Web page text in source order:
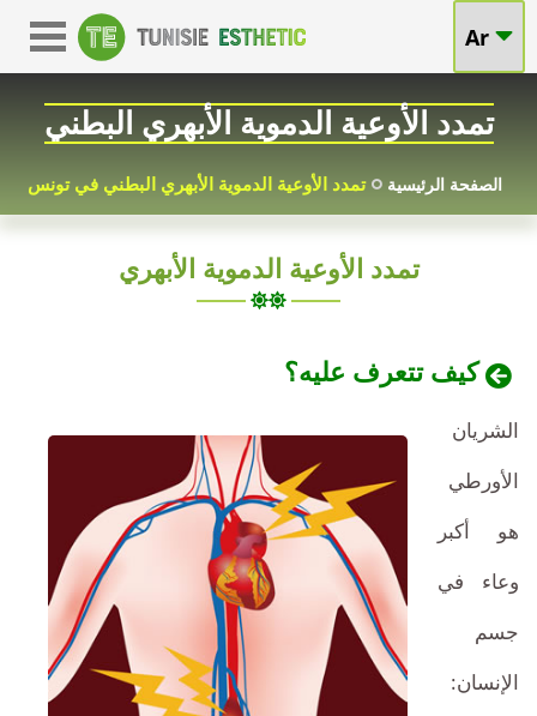
تمدد
الأوعية
الدموية
الأبهري
البطني
في
تونس
علاج
تمدد
الأوعية
الدموية
في
الأسعار
Ar
تمدد الأوعية الدموية الأبهري البطني
الصفحة الرئيسية تمدد الأوعية الدموية الأبهري البطني في تونس
تمدد الأوعية الدموية الأبهري
كيف تتعرف عليه؟
الشريان
الأورطي
هو أكبر
وعاء في
جسم
الإنسان: